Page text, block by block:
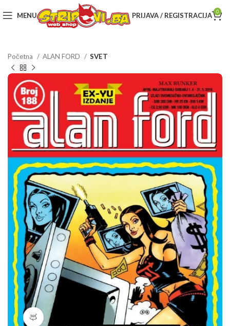
MENU PRIJAVA / REGISTRACIJA 0
Početna ALAN FORD SVET
360 product view